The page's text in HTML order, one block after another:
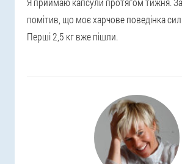
помітив, що моє харчове поведінка
Перші 2,5 кг вже пішли.